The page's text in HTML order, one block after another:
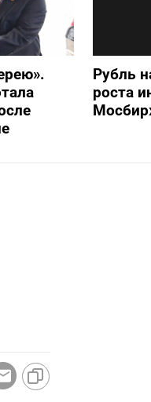
Рубль
роста